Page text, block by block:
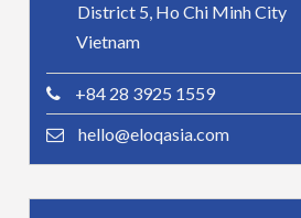
District 5, Ho Chi Minh City
Vietnam
+84 28 3925 1559
hello@eloqasia.com